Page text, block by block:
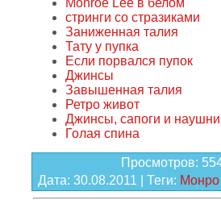
стринги со стразиками
Заниженная талия
Тату у пупка
Если порвался пупок
Джинсы
Завышенная талия
Ретро живот
Джинсы, сапоги и
Голая спина
Просмотров:
Дата: 30.08.2011 | Теги: